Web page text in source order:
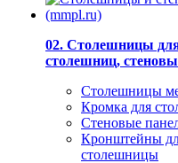
02. Столешницы
столешниц,
Столешницы
Кромка для
Стеновые
Кронштейны
столешницы